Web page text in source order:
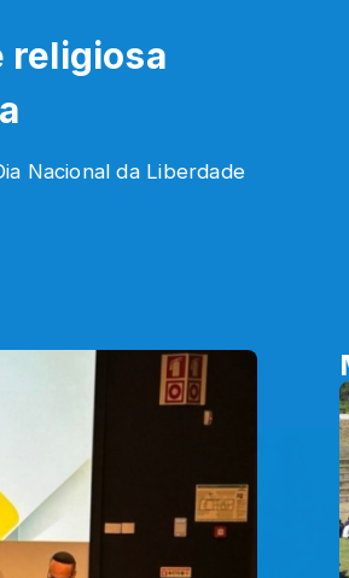
religiosa
Nacional da Liberdade